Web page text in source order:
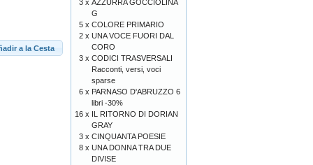
a la Cesta
3 x AZZURRA GOCCIOLINA
G
5 x COLORE PRIMARIO
2 x UNA VOCE FUORI DAL
CORO
3 x CODICI TRASVERSALI
Racconti, versi, voci
sparse
6 x PARNASO D'ABRUZZO 6
libri -30%
16 x IL RITORNO DI DORIAN
GRAY
3 x CINQUANTA POESIE
8 x UNA DONNA TRA DUE
DIVISE